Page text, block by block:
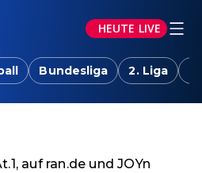
HEUTE LIVE
Bundesliga 2. Liga
auf ran.de und JOYn